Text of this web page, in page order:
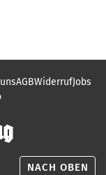
AGBWiderrufJobs
NACH OBEN